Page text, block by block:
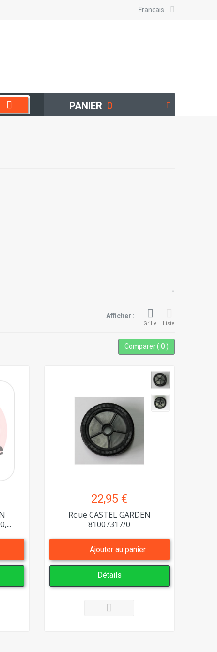
Francais
PANIER 0
-
Afficher :
Grille Liste
Comparer ( 0 )
22,95 €
Roue CASTEL GARDEN
81007317/0
Ajouter au panier
Détails